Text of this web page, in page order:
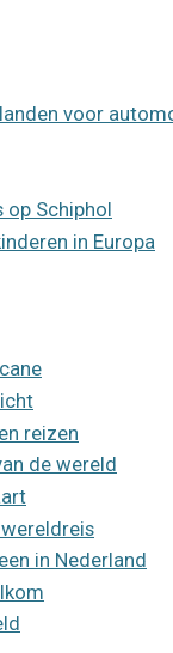
voor
op Schiphol
in Europa
reizen
de wereld
in Nederland